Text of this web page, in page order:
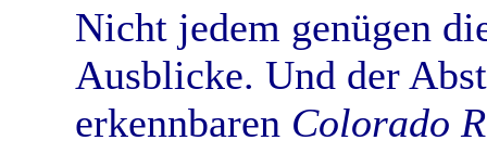
Nicht jedem genügen
Ausblicke. Und der
erkennbaren Colorado